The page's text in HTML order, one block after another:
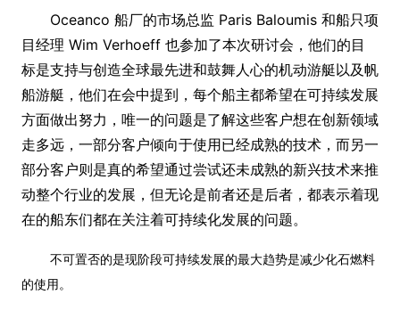
Oceanco 船厂的市场总监 Paris Baloumis 和船只项
目经理 Wim Verhoeff 也参加了本次研讨会，他们的目
标是支持与创造全球最先进和鼓舞人心的机动游艇以及帆
船游艇，他们在会中提到，每个船主都希望在可持续发展
方面做出努力，唯一的问题是了解这些客户想在创新领域
走多远，一部分客户倾向于使用已经成熟的技术，而另一
部分客户则是真的希望通过尝试还未成熟的新兴技术来推
动整个行业的发展，但无论是前者还是后者，都表示着现
在的船东们都在关注着可持续化发展的问题。
不可置否的是现阶段可持续发展的最大趋势是减少化石燃料
的使用。